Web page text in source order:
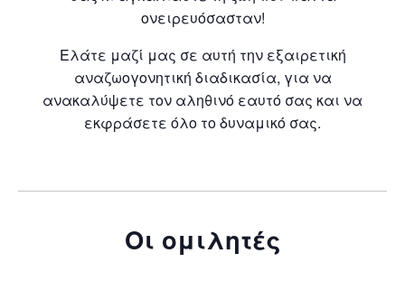
ονειρευόσασταν!
Ελάτε μαζί μας σε αυτή την εξαιρετική
αναζωογονητική διαδικασία, για να
ανακαλύψετε τον αληθινό εαυτό σας και να
εκφράσετε όλο το δυναμικό σας.
Οι ομιλητές